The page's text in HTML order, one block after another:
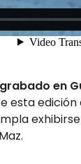
en
esta edición